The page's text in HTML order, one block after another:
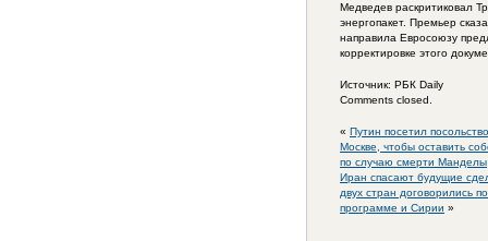
Медведев раскритиковал
энергопакет. Премьер
направила Евросоюзу
корректировке этого
Источник: РБК Daily
Comments closed.
« Путин посетил
Москве, чтобы оставить
по случаю смерти Манделы
Иран спасают будущие
двух стран договорились
программе и Сирии »